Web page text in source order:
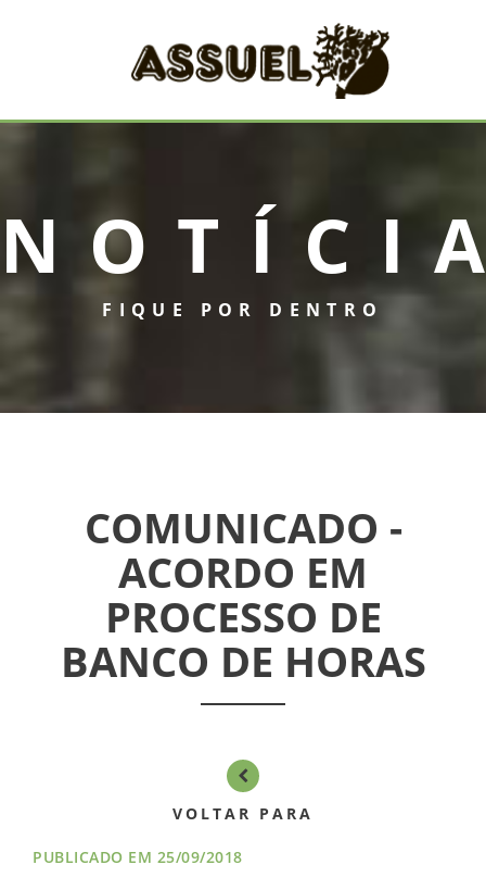
ASSUEL
INFORMATIVOS
ASSEMBLÉIAS
NOTÍCIAS
FIQUE POR DENTRO
COMUNICADO -
ACORDO EM
PROCESSO DE
BANCO DE HORAS
VOLTAR PARA
PUBLICADO EM 25/09/2018